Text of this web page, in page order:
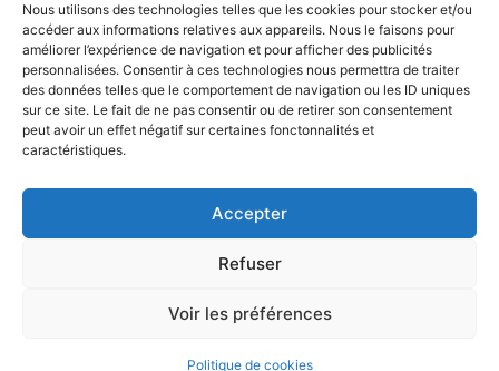
Nous utilisons des technologies telles que les cookies pour stocker et/ou
accéder aux informations relatives aux appareils. Nous le faisons pour
améliorer l’expérience de navigation et pour afficher des publicités
personnalisées. Consentir à ces technologies nous permettra de traiter
des données telles que le comportement de navigation ou les ID uniques
sur ce site. Le fait de ne pas consentir ou de retirer son consentement
peut avoir un effet négatif sur certaines fonctonnalités et
caractéristiques.
Accepter
Refuser
Voir les préférences
Politique de cookies
A visiter
Mairie de Rountzenheim-Auenheim
Oiron travaux
Aucun lien avec l'ancienne commune française.